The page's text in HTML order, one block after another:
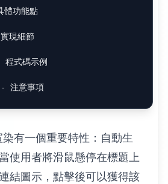
功能點
現細節
式碼示例
注意事項
有一個重要特性：自動生
使用者將滑鼠懸停在標題上
結圖示，點擊後可以獲得該